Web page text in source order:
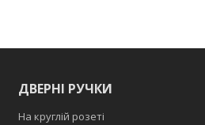
ДВЕРНІ РУЧКИ
На круглій розеті